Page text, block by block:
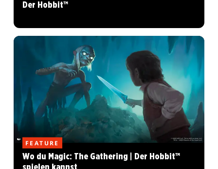
Der Hobbit™
FEATURE
Wo du Magic: The Gathering | Der Hobbit™